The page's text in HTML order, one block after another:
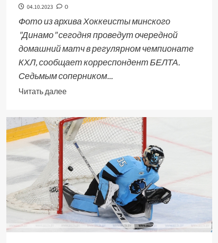
04.10.2023 0
Фото из архива Хоккеисты минского
"Динамо" сегодня проведут очередной
домашний матч в регулярном чемпионате
КХЛ, сообщает корреспондент БЕЛТА.
Седьмым соперником...
Читать далее